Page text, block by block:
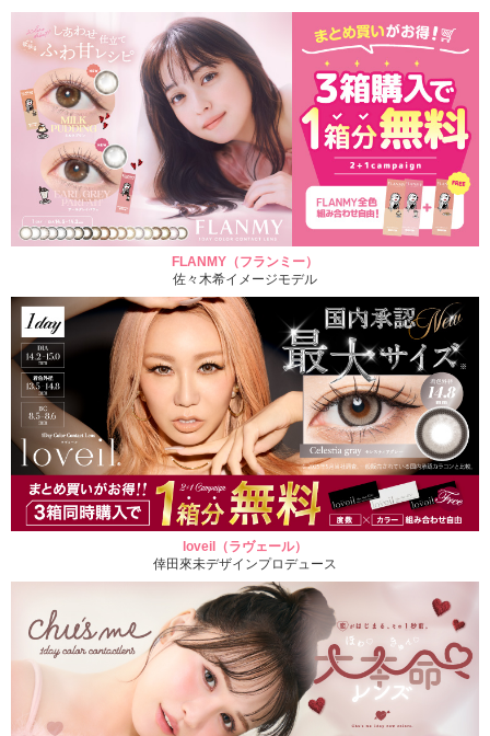
FLANMY（フランミー）
佐々木希イメージモデル
loveil（ラヴェール）
倖田來未デザインプロデュース